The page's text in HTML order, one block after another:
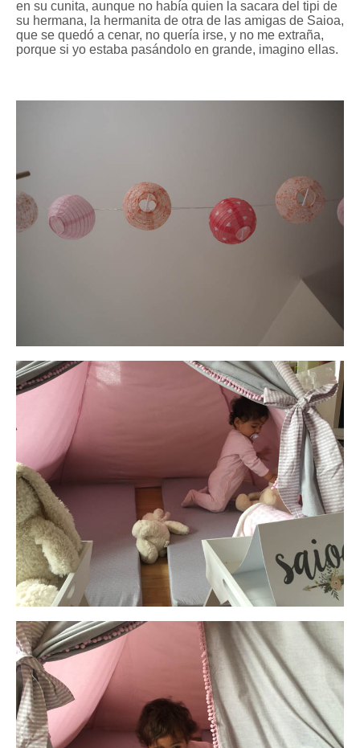
en su cunita, aunque no había quien la sacara del tipi de
su hermana, la hermanita de otra de las amigas de Saioa,
que se quedó a cenar, no quería irse, y no me extraña,
porque si yo estaba pasándolo en grande, imagino ellas.